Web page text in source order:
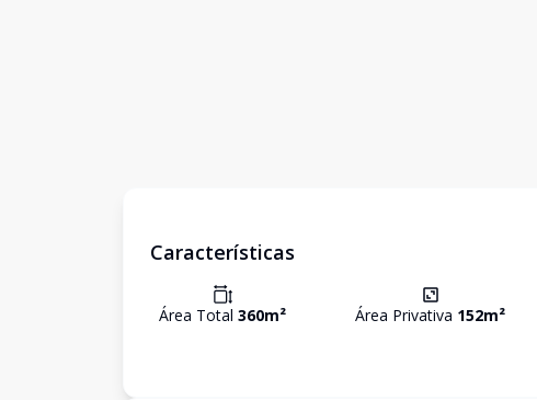
Características
Área Total 360m² Área Privativa 152m²